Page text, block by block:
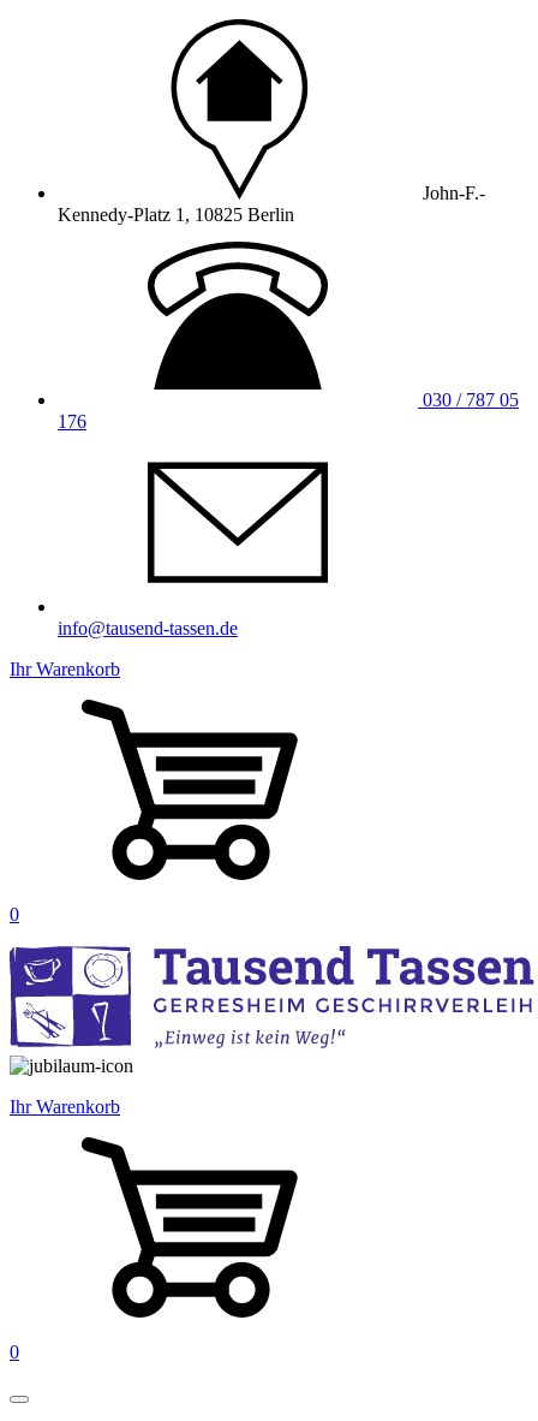
John-F.-
Kennedy-Platz 1, 10825 Berlin
030 / 787 05
176
info@tausend-tassen.de
Ihr Warenkorb
0
Ihr Warenkorb
0